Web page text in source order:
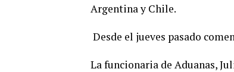
Argentina y Chile.
Desde el jueves pasado
La funcionaria de Aduanas,